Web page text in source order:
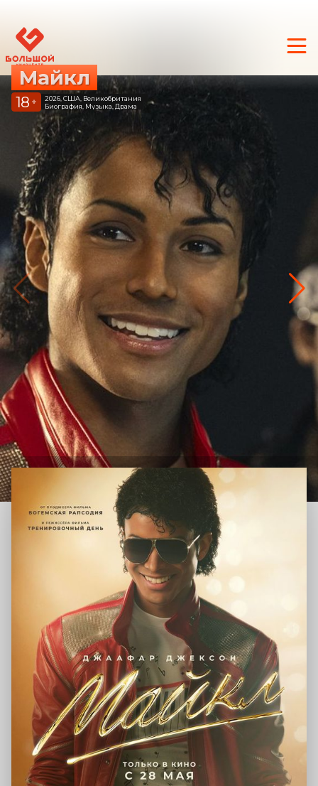
Майкл
18 +
2026, США, Великобритания
Биография, Музыка, Драма